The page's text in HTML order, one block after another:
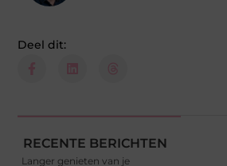
Deel dit:
RECENTE BERICHTEN
Langer genieten van je